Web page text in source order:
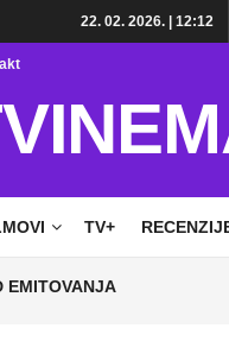
22. 02. 2026. | 12:12
TV+
EMITOVANJA